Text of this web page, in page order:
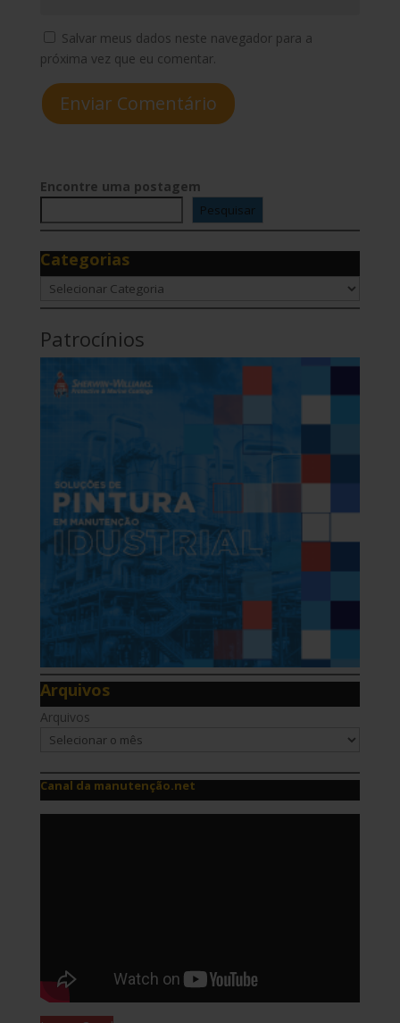
Salvar meus dados neste navegador para a
próxima vez que eu comentar.
Enviar Comentário
Encontre uma postagem
Pesquisar
Categorias
Categorias
Patrocínios
Arquivos
Arquivos
Canal da manutenção.net